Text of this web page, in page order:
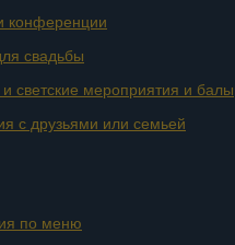
конференции
свадьбы
светские мероприятия и балы
с друзьями или семьей
по меню